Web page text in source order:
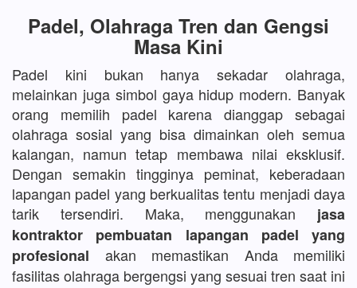
Padel, Olahraga Tren dan Gengsi
Masa Kini
Padel kini bukan hanya sekadar olahraga,
melainkan juga simbol gaya hidup modern. Banyak
orang memilih padel karena dianggap sebagai
olahraga sosial yang bisa dimainkan oleh semua
kalangan, namun tetap membawa nilai eksklusif.
Dengan semakin tingginya peminat, keberadaan
lapangan padel yang berkualitas tentu menjadi daya
tarik tersendiri. Maka, menggunakan jasa
kontraktor pembuatan lapangan padel yang
profesional akan memastikan Anda memiliki
fasilitas olahraga bergengsi yang sesuai tren saat ini